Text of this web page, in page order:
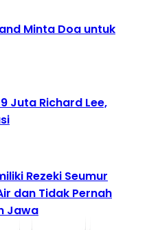
Minta Doa untuk
Juta Richard Lee,
Rezeki Seumur
dan Tidak Pernah
Jawa